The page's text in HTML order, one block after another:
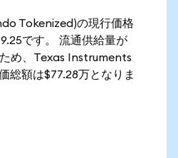
Tokenized)の現行価格
です。 流通供給量が
め、Texas Instruments
総額は$77.28万となりま